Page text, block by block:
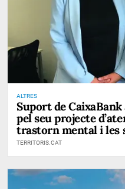
ALTRES
Suport de
pel seu projecte
trastorn mental i les
TERRITORIS.CAT